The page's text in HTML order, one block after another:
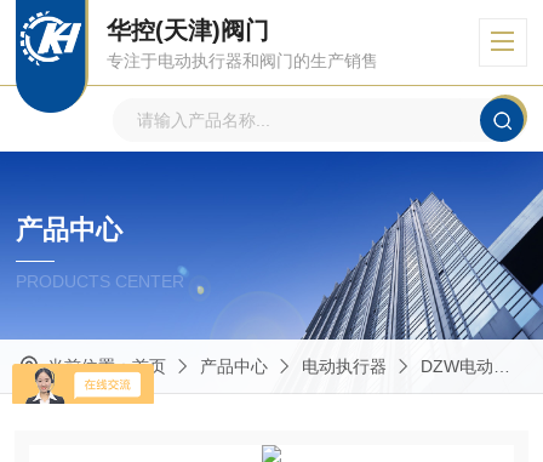
华控(天津)阀门
专注于电动执行器和阀门的生产销售
产品中心
PRODUCTS CENTER
当前位置：首页 产品中心 电动执行器 DZW电动执行器